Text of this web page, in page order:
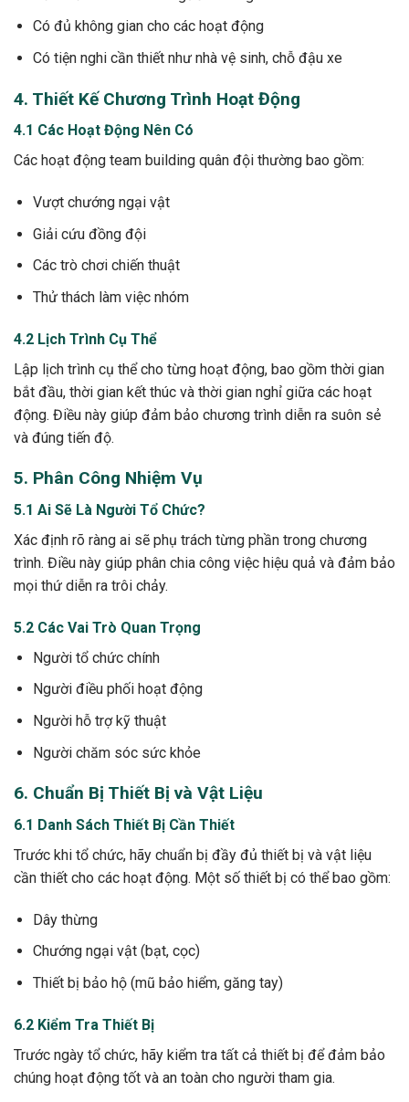
Có đủ không gian cho các hoạt động
Có tiện nghi cần thiết như nhà vệ sinh, chỗ đậu xe
4. Thiết Kế Chương Trình Hoạt Động
4.1 Các Hoạt Động Nên Có
Các hoạt động team building quân đội thường bao gồm:
Vượt chướng ngại vật
Giải cứu đồng đội
Các trò chơi chiến thuật
Thử thách làm việc nhóm
4.2 Lịch Trình Cụ Thể
Lập lịch trình cụ thể cho từng hoạt động, bao gồm thời gian
bắt đầu, thời gian kết thúc và thời gian nghỉ giữa các hoạt
động. Điều này giúp đảm bảo chương trình diễn ra suôn sẻ
và đúng tiến độ.
5. Phân Công Nhiệm Vụ
5.1 Ai Sẽ Là Người Tổ Chức?
Xác định rõ ràng ai sẽ phụ trách từng phần trong chương
trình. Điều này giúp phân chia công việc hiệu quả và đảm bảo
mọi thứ diễn ra trôi chảy.
5.2 Các Vai Trò Quan Trọng
Người tổ chức chính
Người điều phối hoạt động
Người hỗ trợ kỹ thuật
Người chăm sóc sức khỏe
6. Chuẩn Bị Thiết Bị và Vật Liệu
6.1 Danh Sách Thiết Bị Cần Thiết
Trước khi tổ chức, hãy chuẩn bị đầy đủ thiết bị và vật liệu
cần thiết cho các hoạt động. Một số thiết bị có thể bao gồm:
Dây thừng
Chướng ngại vật (bạt, cọc)
Thiết bị bảo hộ (mũ bảo hiểm, găng tay)
6.2 Kiểm Tra Thiết Bị
Trước ngày tổ chức, hãy kiểm tra tất cả thiết bị để đảm bảo
chúng hoạt động tốt và an toàn cho người tham gia.